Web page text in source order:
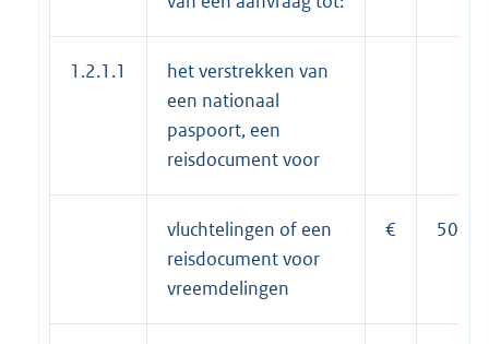
1.2.1.1
het verstrekken van
een nationaal
paspoort, een
reisdocument voor
vluchtelingen of een
reisdocument voor
vreemdelingen
€ 50,35